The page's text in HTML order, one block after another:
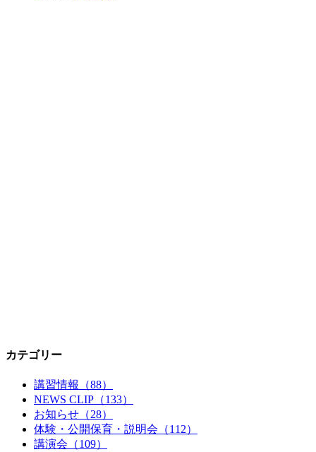
カテゴリー
講習情報（88）
NEWS CLIP（133）
お知らせ（28）
体験・公開保育・説明会（112）
講演会（109）